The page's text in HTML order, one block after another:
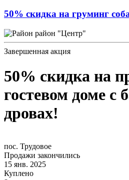
50% скидка на груминг
район "Центр"
Завершенная акция
50% скидка на
гостевом доме с
дровах!
пос. Трудовое
Продажи закончились
15 янв. 2025
Куплено